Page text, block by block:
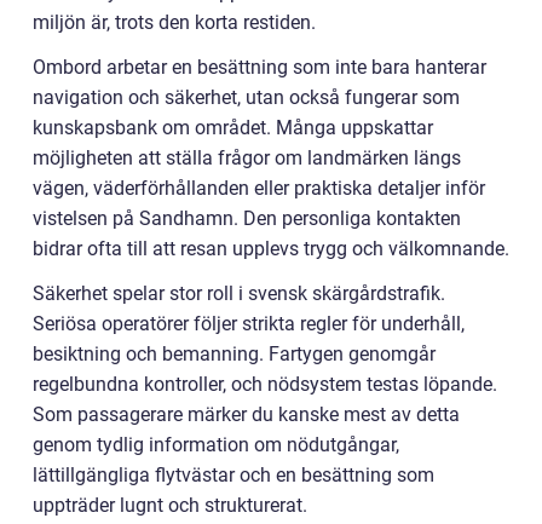
miljön är, trots den korta restiden.
Ombord arbetar en besättning som inte bara hanterar
navigation och säkerhet, utan också fungerar som
kunskapsbank om området. Många uppskattar
möjligheten att ställa frågor om landmärken längs
vägen, väderförhållanden eller praktiska detaljer inför
vistelsen på Sandhamn. Den personliga kontakten
bidrar ofta till att resan upplevs trygg och välkomnande.
Säkerhet spelar stor roll i svensk skärgårdstrafik.
Seriösa operatörer följer strikta regler för underhåll,
besiktning och bemanning. Fartygen genomgår
regelbundna kontroller, och nödsystem testas löpande.
Som passagerare märker du kanske mest av detta
genom tydlig information om nödutgångar,
lättillgängliga flytvästar och en besättning som
uppträder lugnt och strukturerat.